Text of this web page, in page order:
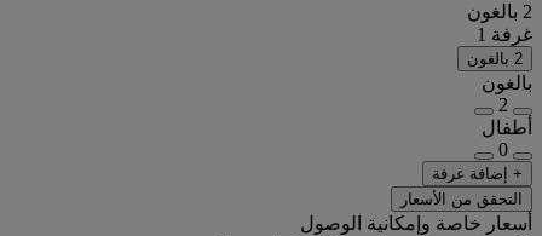
2 بالغون
غرفة 1
2 بالغون
بالغون
2
أطفال
0
+ إضافة غرفة
التحقق من الأسعار
أسعار خاصة وإمكانية الوصول